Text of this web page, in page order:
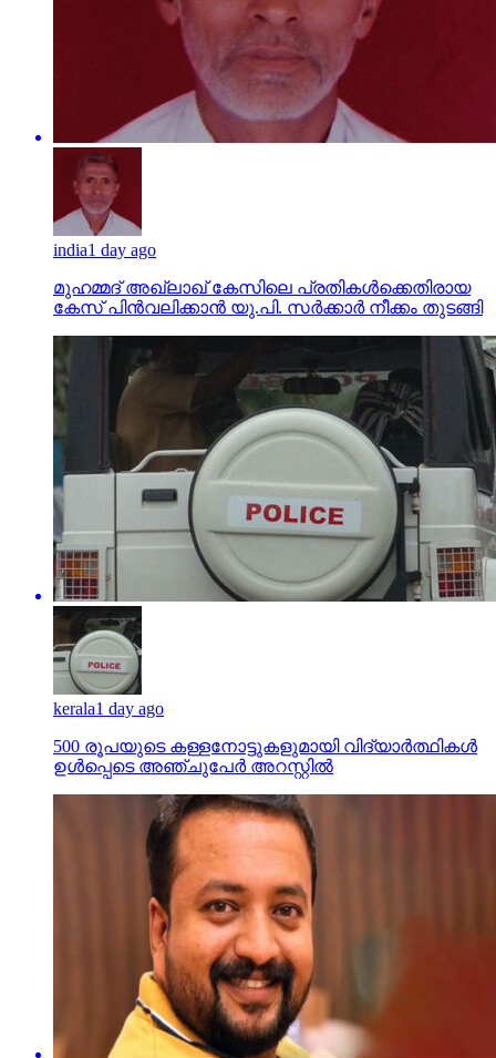
india1 day ago
മുഹമ്മദ് അഖ്‌ലാഖ് കേസിലെ പ്രതികള്‍ക്കെതിരായ
കേസ് പിന്‍വലിക്കാന്‍ യു.പി. സര്‍ക്കാര്‍ നീക്കം തുടങ്ങി
kerala1 day ago
500 രൂപയുടെ കള്ളനോട്ടുകളുമായി വിദ്യാര്‍ത്ഥികള്‍
ഉള്‍പ്പെടെ അഞ്ചുപേര്‍ അറസ്റ്റില്‍